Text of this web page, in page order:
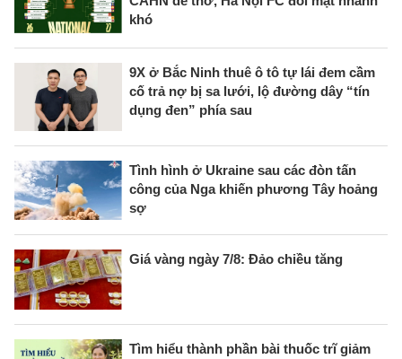
khó
9X ở Bắc Ninh thuê ô tô tự lái đem cầm
cố trả nợ bị sa lưới, lộ đường dây “tín
dụng đen” phía sau
Tình hình ở Ukraine sau các đòn tấn
công của Nga khiến phương Tây hoảng
sợ
Giá vàng ngày 7/8: Đảo chiều tăng
Tìm hiểu thành phần bài thuốc trĩ giảm